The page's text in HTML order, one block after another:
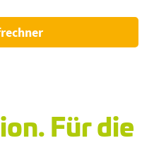
Für die